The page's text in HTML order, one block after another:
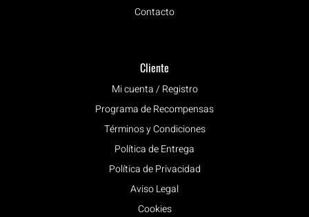
Contacto
Cliente
Mi cuenta / Registro
Programa de Recompensas
Términos y Condiciones
Política de Entrega
Política de Privacidad
Aviso Legal
Cookies